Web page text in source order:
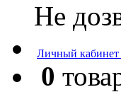
Не
Личный кабинет
0